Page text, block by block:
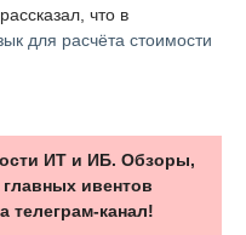
что в
для расчёта стоимости
ИТ и ИБ. Обзоры,
ивентов
телеграм-канал!